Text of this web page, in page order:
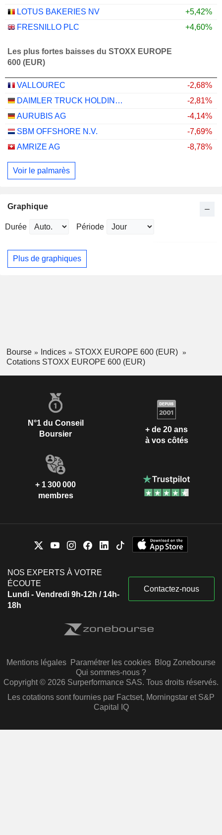
LOTUS BAKERIES NV
+5,42%
FRESNILLO PLC
+4,60%
Les plus fortes baisses du STOXX EUROPE
600 (EUR)
VALLOUREC
-2,68%
DAIMLER TRUCK HOLDING AG
-2,81%
AURUBIS AG
-4,14%
SBM OFFSHORE N.V.
-7,69%
AMRIZE AG
-8,78%
Voir le palmarès
Graphique
Durée Période
Plus de graphiques
Bourse Indices
STOXX EUROPE 600 (EUR)
Cotations STOXX EUROPE 600 (EUR)
N°1 du Conseil
Boursier
+ de 20 ans
à vos côtés
+ 1 300 000
membres
NOS EXPERTS À VOTRE
ÉCOUTE
Lundi - Vendredi 9h-12h / 14h-
18h
Contactez-nous
Mentions légales Paramétrer les cookies Blog Zonebourse
Qui sommes-nous ?
Copyright © 2026 Surperformance SAS. Tous droits réservés.
Les cotations sont fournies par Factset, Morningstar et S&P
Capital IQ